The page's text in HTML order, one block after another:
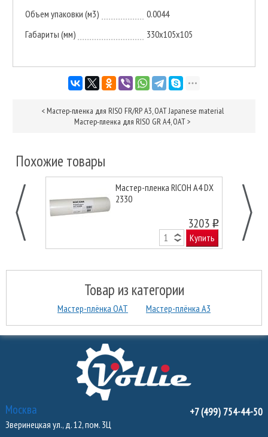
Объем упаковки (м3)
0.0044
Габариты (мм)
330х105х105
< Мастер-пленка для RISO FR/RP А3, OAT Japanese material
Мастер-пленка для RISO GR A4, OAT>
Похожие товары
Мастер-пленка RICOH А4 DX
2330
3203 o
Купить
Товар из категории
Мастер-плёнка ОАТ Мастер-плёнка А3
Москва
Зверинецкая ул., д. 12, пом. 3Ц
+7 (499) 754-44-50